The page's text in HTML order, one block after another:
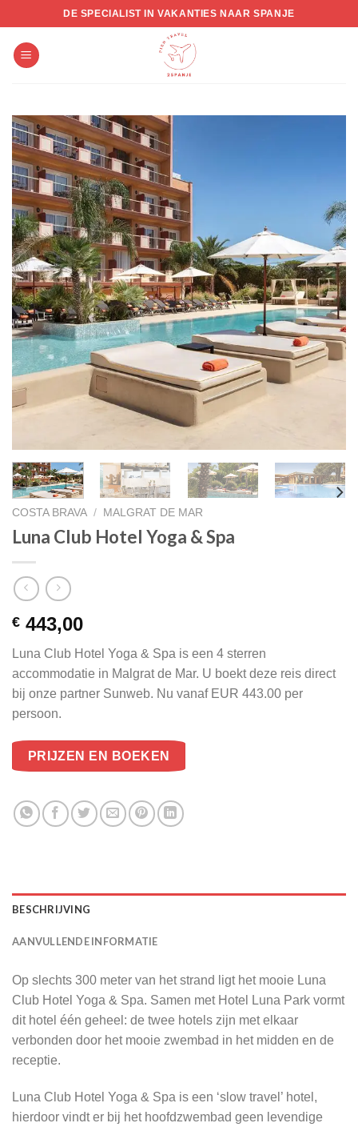
to
content
DE SPECIALIST IN VAKANTIES NAAR SPANJE
COSTA BRAVA / MALGRAT DE MAR
Luna Club Hotel Yoga & Spa
€ 443,00
Luna Club Hotel Yoga & Spa is een 4 sterren
accommodatie in Malgrat de Mar. U boekt deze reis direct
bij onze partner Sunweb. Nu vanaf EUR 443.00 per
persoon.
PRIJZEN EN BOEKEN
BESCHRIJVING
AANVULLENDE INFORMATIE
Op slechts 300 meter van het strand ligt het mooie Luna
Club Hotel Yoga & Spa. Samen met Hotel Luna Park vormt
dit hotel één geheel: de twee hotels zijn met elkaar
verbonden door het mooie zwembad in het midden en de
receptie.
Luna Club Hotel Yoga & Spa is een ‘slow travel’ hotel,
hierdoor vindt er bij het hoofdzwembad geen levendige